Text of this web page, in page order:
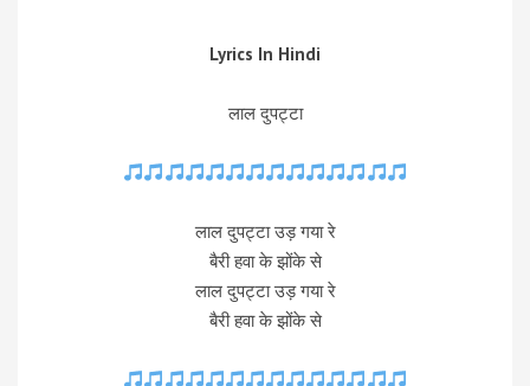
Lyrics In Hindi
लाल दुपट्टा
लाल दुपट्टा उड़ गया रे
बैरी हवा के झोंके से
लाल दुपट्टा उड़ गया रे
बैरी हवा के झोंके से